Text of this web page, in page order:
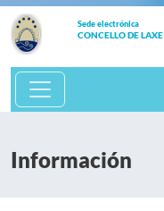
Sede electrónica
CONCELLO DE LAXE
Información